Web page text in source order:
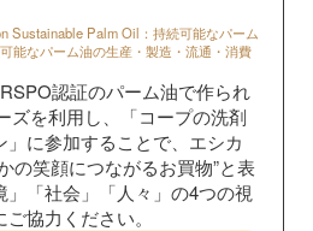
Sustainable Palm Oil：持続可能なパーム
能なパーム油の生産・製造・流通・消費
認証のパーム油で作られ
ズを利用し、「コープの洗剤
に参加することで、エシカ
の笑顔につながるお買物”と表
「社会」「人々」の4つの視
協力ください。